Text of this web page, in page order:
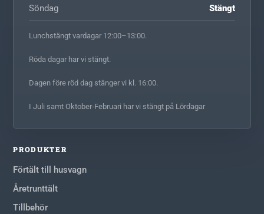
PRODUKTER
Förtält till husvagn
Åretrunttält
Tillbehör
Söndag Stängt
Lunchstängt vardagar 12:00–13:00.
Röda dagar har vi stängt.
Dagen före röd dag stänger vi kl. 16:00.
I Juli samt Oktober-Februari har vi stängt på Lördagar